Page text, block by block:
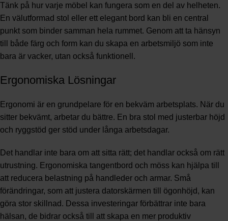
Tänk på hur varje möbel kan fungera som en del av helheten.
En välutformad stol eller ett elegant bord kan bli en central
punkt som binder samman hela rummet. Genom att ta hänsyn
till både färg och form kan du skapa en arbetsmiljö som inte
bara är vacker, utan också funktionell.
Ergonomiska Lösningar
Ergonomi är en grundpelare för en bekväm arbetsplats. När du
sitter bekvämt, arbetar du bättre. En bra stol med justerbar höjd
och ryggstöd ger stöd under långa arbetsdagar.
Det handlar inte bara om att sitta rätt; det handlar också om rätt
utrustning. Ergonomiska tangentbord och möss kan hjälpa till
att reducera belastning på handleder och armar. Små
förändringar, som att justera datorskärmen till ögonhöjd, kan
göra stor skillnad. Dessa investeringar förbättrar inte bara
hälsan, de bidrar också till att skapa en mer produktiv